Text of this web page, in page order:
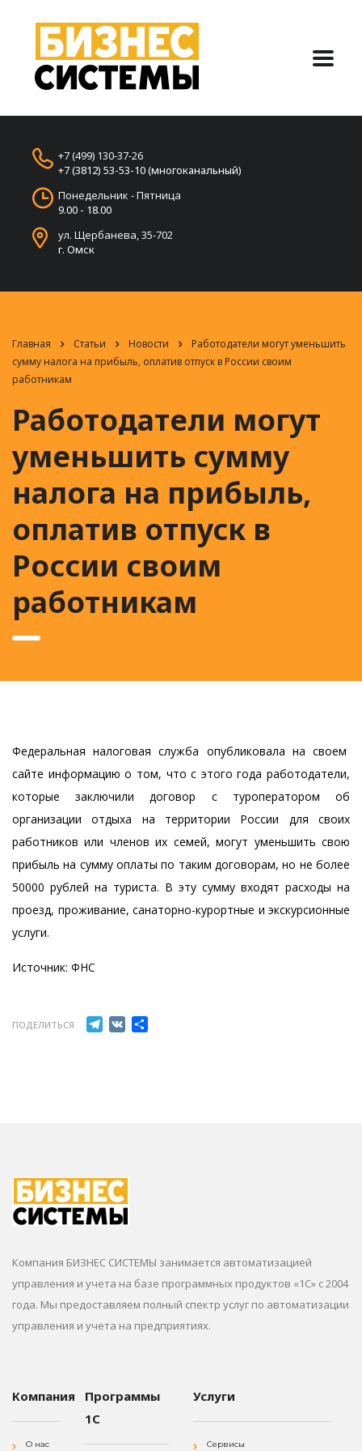
+7 (499) 130-37-26
+7 (3812) 53-53-10 (многоканальный)
Понедельник - Пятница
9.00 - 18.00
ул. Щербанева, 35-702
г. Омск
Главная Статьи Новости
Работодатели могут уменьшить
сумму налога на прибыль, оплатив отпуск в России своим
работникам
Работодатели могут
уменьшить сумму
налога на прибыль,
оплатив отпуск в
России своим
работникам
Федеральная налоговая служба опубликовала на своем
сайте информацию о том, что с этого года работодатели,
которые заключили договор с туроператором об
организации отдыха на территории России для своих
работников или членов их семей, могут уменьшить свою
прибыль на сумму оплаты по таким договорам, но не более
50000 рублей на туриста. В эту сумму входят расходы на
проезд, проживание, санаторно-курортные и экскурсионные
услуги.
Источник: ФНС
ПОДЕЛИТЬСЯ Telegram
VK
Компания БИЗНЕС СИСТЕМЫ занимается автоматизацией
управления и учета на базе программных продуктов «1С» с 2004
года. Мы предоставляем полный спектр услуг по автоматизации
управления и учета на предприятиях.
Компания
О нас
Программы
1С
Услуги
Сервисы